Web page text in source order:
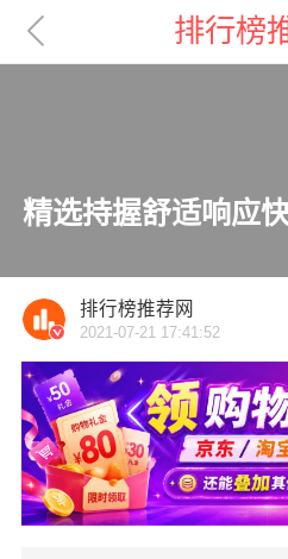
 排行榜
精选持握舒适响应

排行榜推荐网
2021-07-21 17:41:52